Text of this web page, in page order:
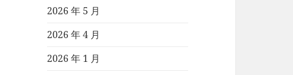
2026 年 5 月
2026 年 4 月
2026 年 1 月